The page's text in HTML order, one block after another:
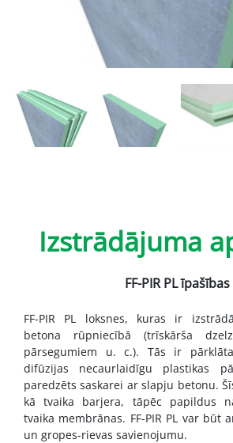
Izstrādājuma
FF-PIR PL īpašības
FF-PIR PL loksnes, kuras ir
betona rūpniecībā (trīskārša
pārsegumiem u. c.). Tās ir
difūzijas necaurlaidīgu plastikas
paredzēts saskarei ar slapju betonu.
kā tvaika barjera, tāpēc papildus
tvaika membrānas. FF-PIR PL var būt
un gropes-rievas savienojumu.